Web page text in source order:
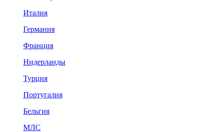
Италия
Германия
Франция
Нидерланды
Турция
Португалия
Бельгия
МЛС